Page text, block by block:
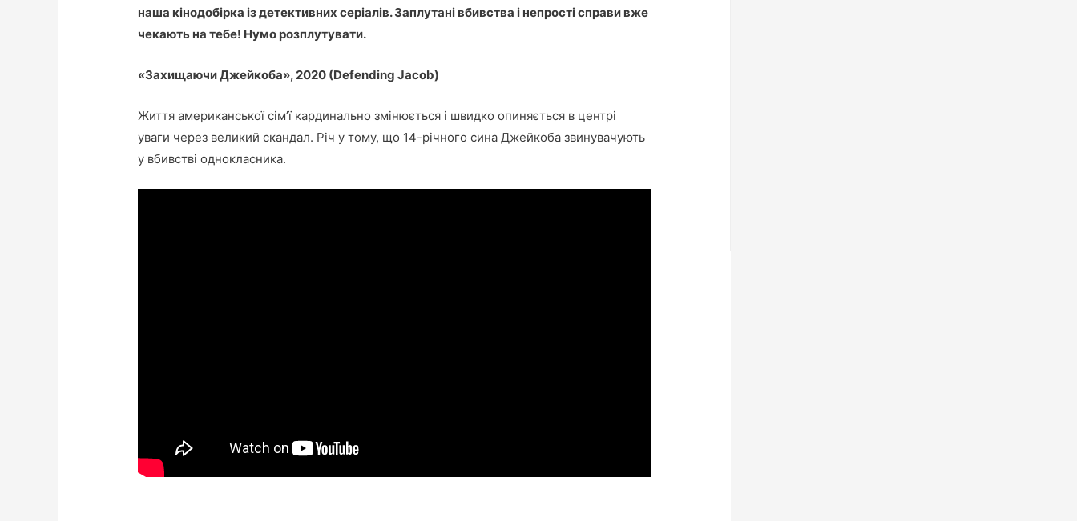
наша кінодобірка із детективних серіалів. Заплутані вбивства і непрості справи вже
чекають на тебе! Нумо розплутувати.
«Захищаючи Джейкоба», 2020 (Defending Jacob)
Життя американської сім’ї кардинально змінюється і швидко опиняється в центрі
уваги через великий скандал. Річ у тому, що 14-річного сина Джейкоба звинувачують
у вбивстві однокласника.